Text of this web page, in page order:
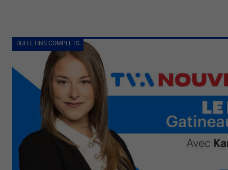
BULLETINS COMPLETS